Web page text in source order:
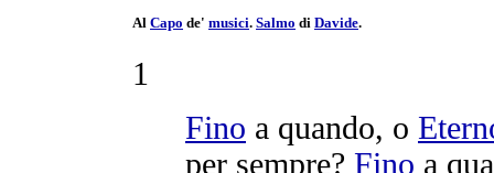
Al Capo de' musici. Salmo di Davide.
1
Fino a quando, o
per sempre? Fino a